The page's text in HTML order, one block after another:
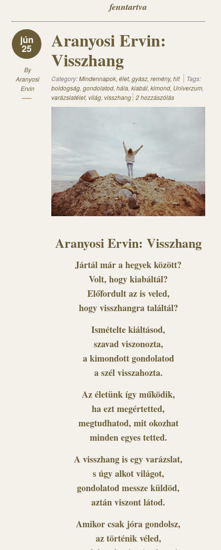
fenntartva
jún
25
By
Aranyosi
Ervin
Aranyosi Ervin:
Visszhang
Category:Mindennapok, élet, gyász, remény, hit
Tags:
boldogság, gondolatod, hála, kiabál, kimond, Univerzum,
varázslatélet, világ, visszhang 2 hozzászólás
Aranyosi Ervin: Visszhang
Jártál már a hegyek között?
Volt, hogy kiabáltál?
Előfordult az is veled,
hogy visszhangra találtál?
Ismételte kiáltásod,
szavad viszonozta,
a kimondott gondolatod
a szél visszahozta.
Az életünk így működik,
ha ezt megértetted,
megtudhatod, mit okozhat
minden egyes tetted.
A visszhang is egy varázslat,
s úgy alkot világot,
gondolatod messze küldöd,
aztán viszont látod.
Amikor csak jóra gondolsz,
az történik véled,